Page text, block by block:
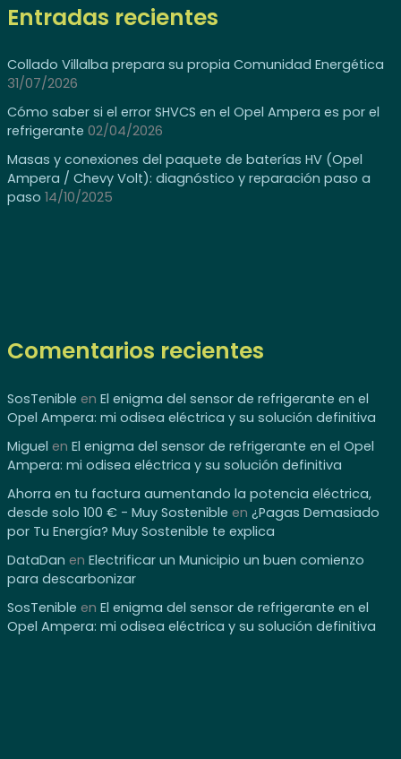
Entradas recientes
Collado Villalba prepara su propia Comunidad Energética
31/07/2026
Cómo saber si el error SHVCS en el Opel Ampera es por el
refrigerante 02/04/2026
Masas y conexiones del paquete de baterías HV (Opel
Ampera / Chevy Volt): diagnóstico y reparación paso a
paso 14/10/2025
Comentarios recientes
SosTenible en El enigma del sensor de refrigerante en el
Opel Ampera: mi odisea eléctrica y su solución definitiva
Miguel en El enigma del sensor de refrigerante en el Opel
Ampera: mi odisea eléctrica y su solución definitiva
Ahorra en tu factura aumentando la potencia eléctrica,
desde solo 100 € - Muy Sostenible en ¿Pagas Demasiado
por Tu Energía? Muy Sostenible te explica
DataDan en Electrificar un Municipio un buen comienzo
para descarbonizar
SosTenible en El enigma del sensor de refrigerante en el
Opel Ampera: mi odisea eléctrica y su solución definitiva